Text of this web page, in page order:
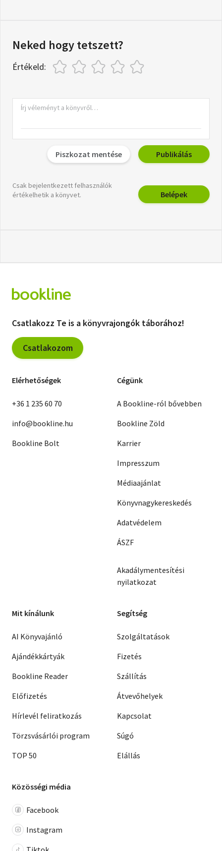
Neked hogy tetszett?
Értékeld:
Piszkozat mentése Publikálás
Csak bejelentkezett felhasználók
értékelhetik a könyvet.
Belépek
Csatlakozz Te is a könyvrajongók táborához!
Csatlakozom
Elérhetőségek
+36 1 235 60 70
info@bookline.hu
Bookline Bolt
Cégünk
A Bookline-ról bővebben
Bookline Zöld
Karrier
Impresszum
Médiaajánlat
Könyvnagykereskedés
Adatvédelem
ÁSZF
Akadálymentesítési
nyilatkozat
Mit kínálunk
AI Könyvajánló
Ajándékkártyák
Bookline Reader
Előfizetés
Hírlevél feliratkozás
Törzsvásárlói program
TOP 50
Segítség
Szolgáltatások
Fizetés
Szállítás
Átvevőhelyek
Kapcsolat
Súgó
Elállás
Közösségi média
Facebook
Instagram